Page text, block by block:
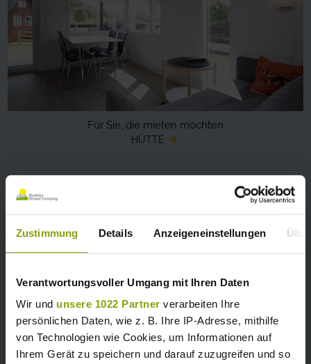
Zustimmung Details Anzeigeneinstellungen
Verantwortungsvoller Umgang mit Ihren Daten
Wir und unsere 1022 Partner verarbeiten Ihre
persönlichen Daten, wie z. B. Ihre IP-Adresse, mithilfe
von Technologien wie Cookies, um Informationen auf
Ihrem Gerät zu speichern und darauf zuzugreifen und so
Für Sie, die mieten möchten
HÜTTE